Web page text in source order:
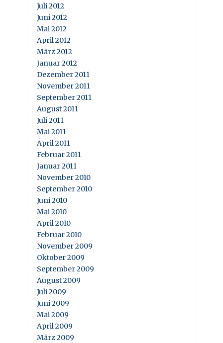
Juli 2012
Juni 2012
Mai 2012
April 2012
März 2012
Januar 2012
Dezember 2011
November 2011
September 2011
August 2011
Juli 2011
Mai 2011
April 2011
Februar 2011
Januar 2011
November 2010
September 2010
Juni 2010
Mai 2010
April 2010
Februar 2010
November 2009
Oktober 2009
September 2009
August 2009
Juli 2009
Juni 2009
Mai 2009
April 2009
März 2009